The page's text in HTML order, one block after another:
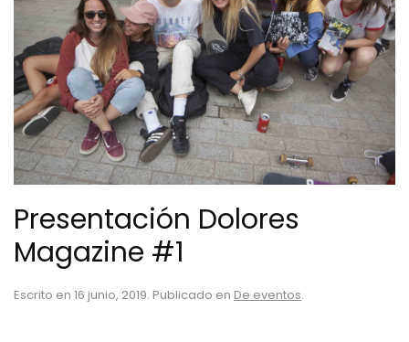
Presentación Dolores
Magazine #1
Escrito en 16 junio, 2019. Publicado en De eventos.